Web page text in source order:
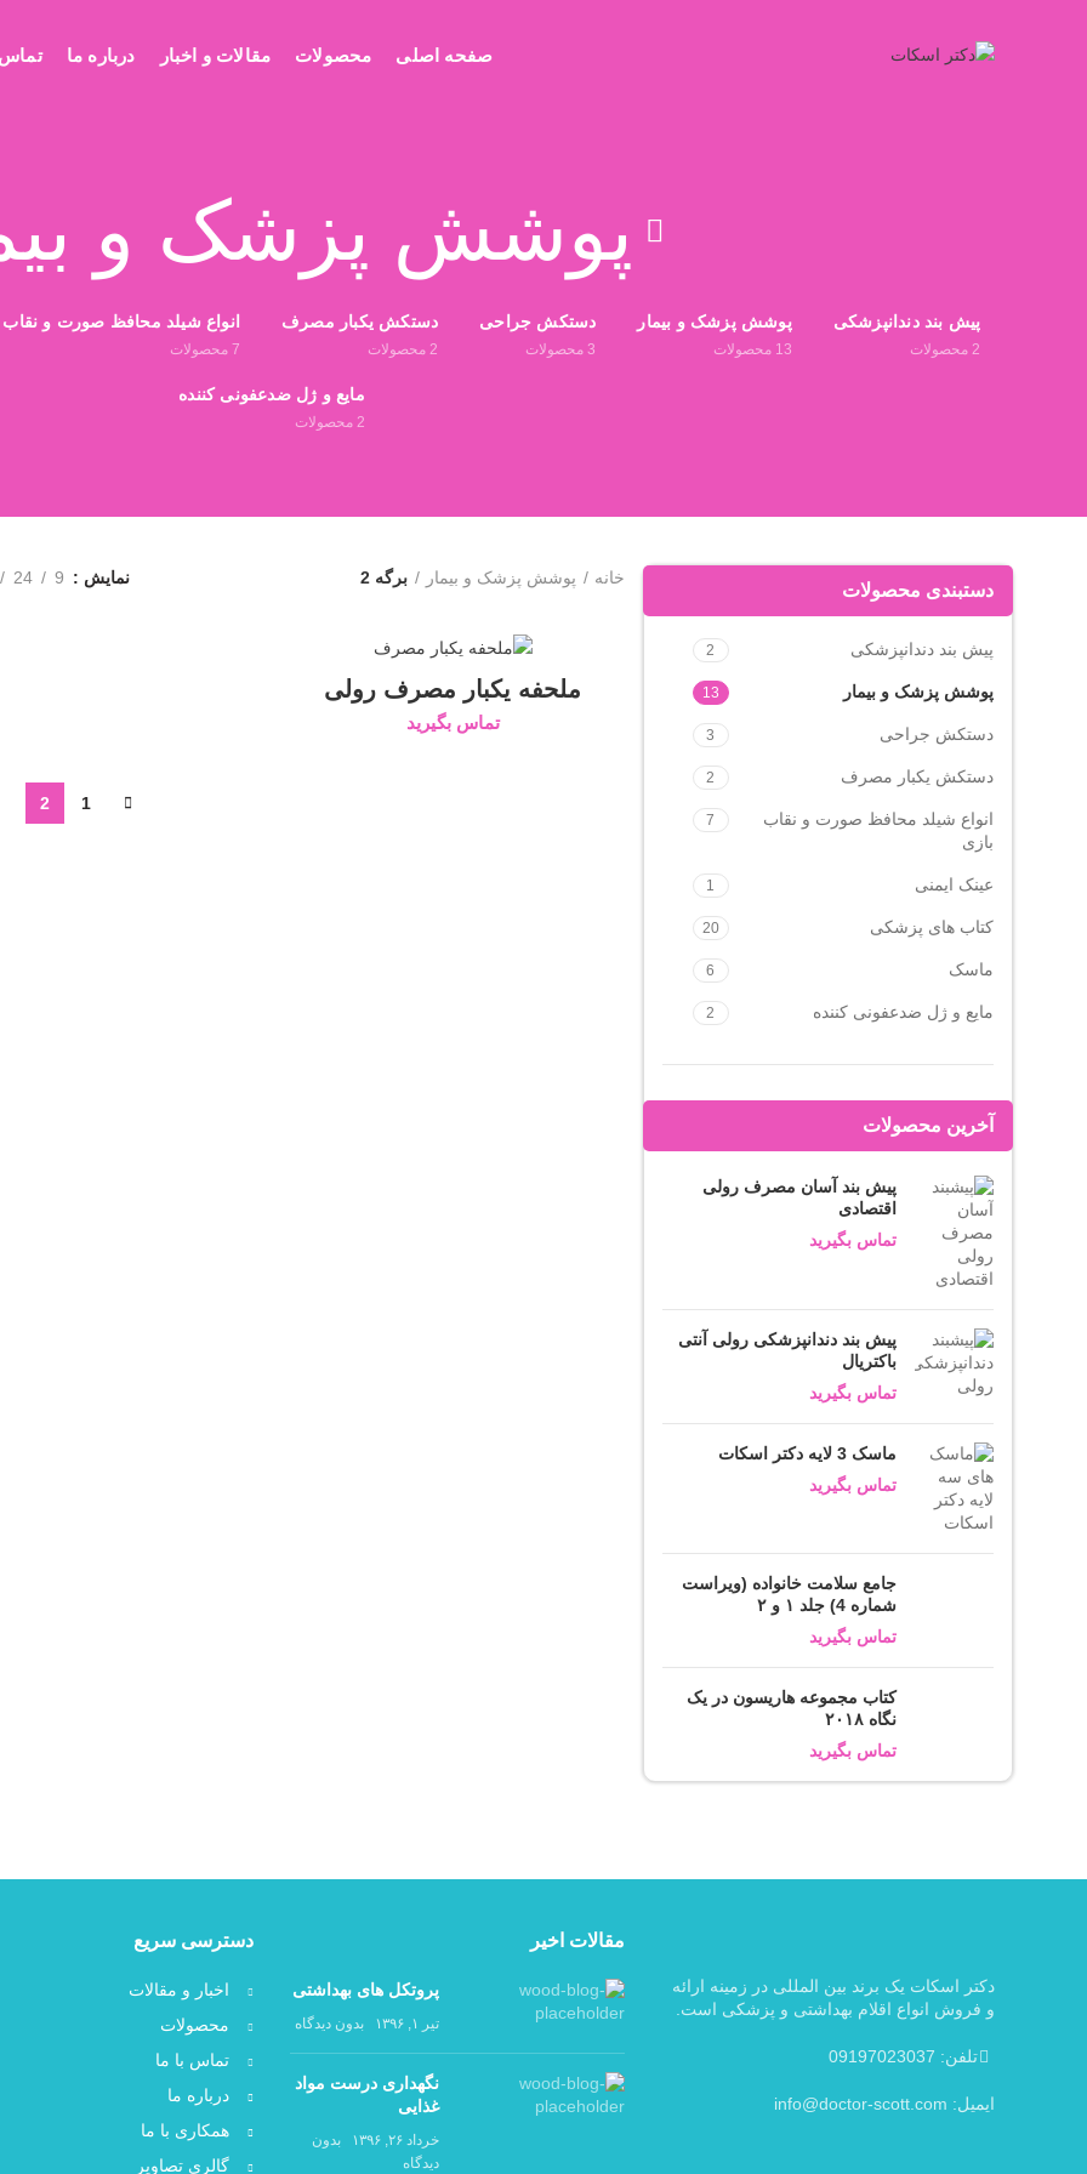
صفحه اصلی محصولات مقالات و اخبار درباره ما تماس
پوشش پزشک و
پیش بند دندانپزشکی
2 محصولات
پوشش پزشک و بیمار
13 محصولات
دستکش جراحی
3 محصولات
دستکش یکبار مصرف
2 محصولات
انواع شیلد محافظ صورت و نقاب
7 محصولات
مایع و ژل ضدعفونی کننده
2 محصولات
دستبندی محصولات
پیش بند دندانپزشکی 2
پوشش پزشک و بیمار 13
دستکش جراحی 3
دستکش یکبار مصرف 2
انواع شیلد محافظ صورت و نقاب
بازی
7
عینک ایمنی 1
کتاب های پزشکی 20
ماسک 6
مایع و ژل ضدعفونی کننده 2
آخرین محصولات
پیش بند آسان مصرف رولی
اقتصادی
تماس بگیرید
پیش بند دندانپزشکی رولی آنتی
باکتریال
تماس بگیرید
ماسک 3 لایه دکتر اسکات
تماس بگیرید
جامع سلامت خانواده (ویراست
شماره 4) جلد ۱ و ۲
تماس بگیرید
کتاب مجموعه هاریسون در یک
نگاه ۲۰۱۸
تماس بگیرید
خانه پوشش پزشک و بیمار برگه 2 نمایش 9
24
ملحفه یکبار مصرف رولی
تماس بگیرید
1
2
دکتر اسکات یک برند بین المللی در زمینه ارائه
و فروش انواع اقلام بهداشتی و پزشکی است.
تلفن: 09197023037
ایمیل: info@doctor-scott.com
مقالات اخیر
پروتکل های بهداشتی
تیر ۱, ۱۳۹۶ بدون دیدگاه
نگهداری درست مواد
غذایی
خرداد ۲۶, ۱۳۹۶
بدون
دیدگاه
دسترسی سریع
اخبار و مقالات
محصولات
تماس با ما
درباره ما
همکاری با ما
گالری تصاویر